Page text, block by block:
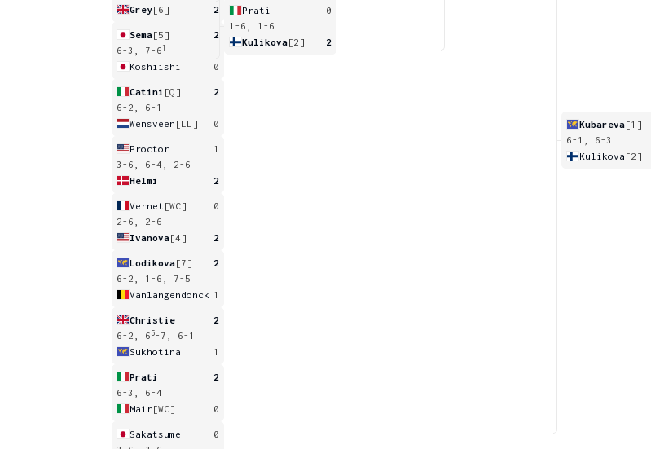
Grey[6] 2
Sema[5]
2
6-3, 7-6 1
Koshiishi 0
Catini [Q]
2
6-2, 6-1
Wensveen [LL] 0
Proctor
1
3-6, 6-4, 2-6
Helmi
2
Vernet [WC]
0
2-6, 2-6
Ivanova[4] 2
Lodikova[7]
2
6-2, 1-6, 7-5
Vanlangendonck 1
Christie
2
6-2, 6 5-7, 6-1
Sukhotina
1
Prati
2
6-3, 6-4
Mair[WC] 0
Sakatsume
0
Prati
0
1-6, 1-6
Kulikova[2] 2
Kubareva[1]
6-1, 6-3
Kulikova [2]